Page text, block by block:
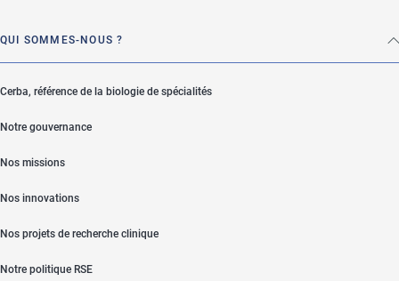
QUI SOMMES-NOUS ?
Cerba, référence de la biologie de spécialités
Notre gouvernance
Nos missions
Nos innovations
Nos projets de recherche clinique
Notre politique RSE